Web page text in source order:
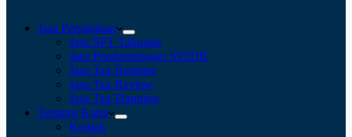
Jasa Perpajakan
Jasa SPT Tahunan
Jasa Pendampingan SP2DK
Jasa Tax Retainer
Jasa Tax Review
Jasa Tax Planning
Tentang Kami
Kontak